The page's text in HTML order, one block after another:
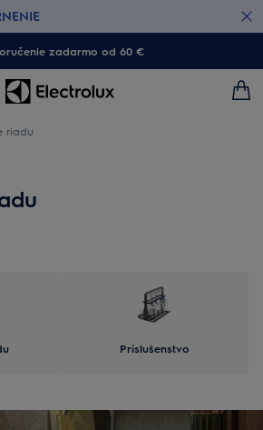
zadarmo od 60 €
riadu
Príslušenstvo